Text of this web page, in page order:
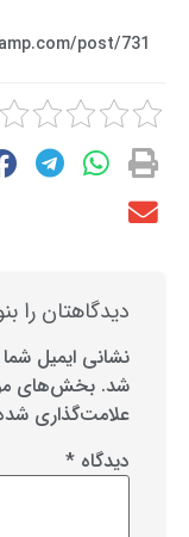
post/731
دیدگاهتان را
نشانی ایمیل
شد. بخش‌های
علامت‌گذاری
دیدگاه *